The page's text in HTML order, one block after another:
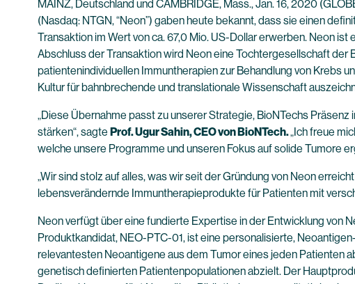
MAINZ, Deutschland und CAMBRIDGE, Mass., Jan. 16, 2020
(Nasdaq: NTGN, “Neon”) gaben heute bekannt, dass sie einen
Transaktion im Wert von ca. 67,0 Mio. US-Dollar erwerben. Neon
Abschluss der Transaktion wird Neon eine Tochtergesellschaft der
patientenindividuellen Immuntherapien zur Behandlung von Krebs
Kultur für bahnbrechende und translationale Wissenschaft
„Diese Übernahme passt zu unserer Strategie, BioNTechs
stärken“, sagte Prof. Ugur Sahin, CEO von BioNTech.„Ich freue
welche unsere Programme und unseren Fokus auf solide Tumore
„Wir sind stolz auf alles, was wir seit der Gründung von Neon
lebensverändernde Immuntherapieprodukte für Patienten mit
Neon verfügt über eine fundierte Expertise in der Entwicklung von
Produktkandidat, NEO-PTC-01, ist eine personalisierte,
relevantesten Neoantigene aus dem Tumor eines jeden Patienten
genetisch definierten Patientenpopulationen abzielt. Der